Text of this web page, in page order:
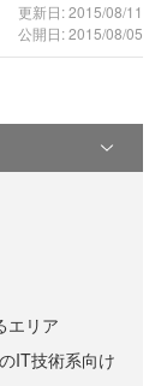
更新日: 2015/08/11
公開日: 2015/08/05
エリア
IT技術系向け